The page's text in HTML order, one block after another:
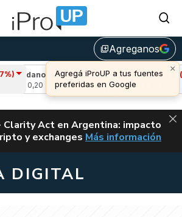
library_addAgreganos
×
Agregá iProUP a tus fuentes
preferidas en Google
(-3,06%)
Avalanche (-
u$s 6,40
ALERTA
Act en Argentina: impacto
y exchanges CLARITY ACT EN
Más información
DIGITAL